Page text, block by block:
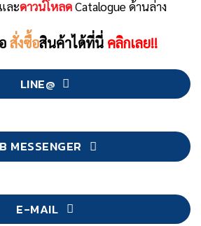
ละดาวน์โหลดCatalogue ด้านล่าง
สั่งซื้อสินค้าได้ที่นี่ คลิกเลย!!
LINE@
MESSENGER
E-MAIL